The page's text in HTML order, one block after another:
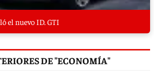
el nuevo ID. GTI
DE "ECONOMÍA"